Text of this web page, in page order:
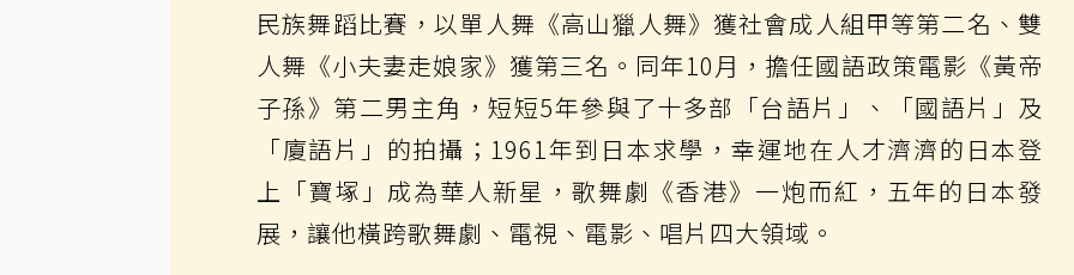
民族舞蹈比賽，以單人舞《高山獵人舞》獲社會成人組甲等第二名、雙
人舞《小夫妻走娘家》獲第三名。同年10月，擔任國語政策電影《黃帝
子孫》第二男主角，短短5年參與了十多部「台語片」、「國語片」及
「廈語片」的拍攝；1961年到日本求學，幸運地在人才濟濟的日本登
上「寶塚」成為華人新星，歌舞劇《香港》一炮而紅，五年的日本發
展，讓他橫跨歌舞劇、電視、電影、唱片四大領域。